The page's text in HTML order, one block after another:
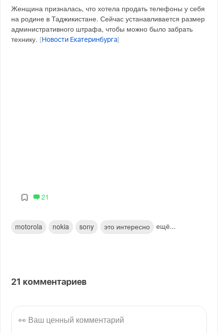
Женщина призналась, что хотела продать телефоны у себя
на родине в Таджикистане. Сейчас устанавливается размер
административного штрафа, чтобы можно было забрать
технику.
Новости Екатеринбурга
21
motorola nokia sony это интересно ещё...
21 комментариев